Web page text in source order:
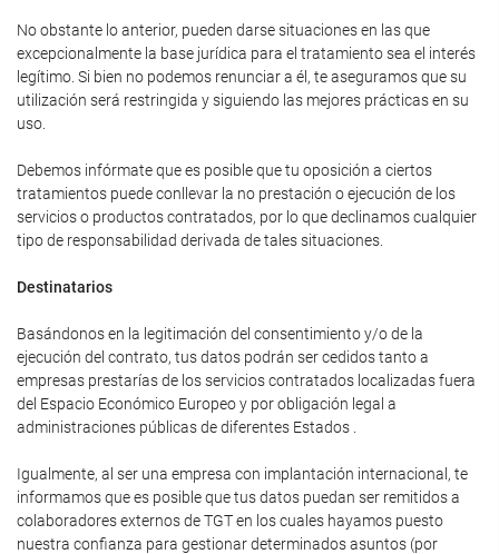
No obstante lo anterior, pueden darse situaciones en las que
excepcionalmente la base jurídica para el tratamiento sea el interés
legítimo. Si bien no podemos renunciar a él, te aseguramos que su
utilización será restringida y siguiendo las mejores prácticas en su
uso.
Debemos infórmate que es posible que tu oposición a ciertos
tratamientos puede conllevar la no prestación o ejecución de los
servicios o productos contratados, por lo que declinamos cualquier
tipo de responsabilidad derivada de tales situaciones.
Destinatarios
Basándonos en la legitimación del consentimiento y/o de la
ejecución del contrato, tus datos podrán ser cedidos tanto a
empresas prestarías de los servicios contratados localizadas fuera
del Espacio Económico Europeo y por obligación legal a
administraciones públicas de diferentes Estados .
Igualmente, al ser una empresa con implantación internacional, te
informamos que es posible que tus datos puedan ser remitidos a
colaboradores externos de TGT en los cuales hayamos puesto
nuestra confianza para gestionar determinados asuntos (por